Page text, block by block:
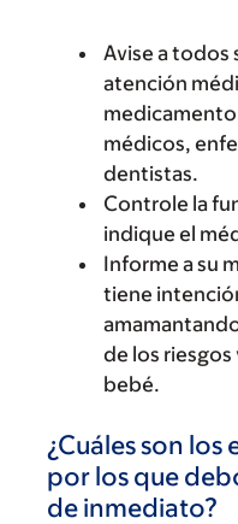
Avise a todos
atención
médicos,
dentistas.
Controle la
indique el
Informe a su
tiene
de los riesgos
bebé.
¿Cuáles son
por los que
de inmediato?